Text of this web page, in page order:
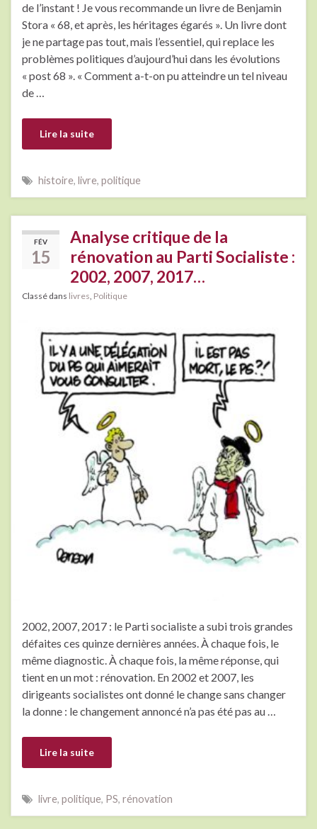
de l’instant ! Je vous recommande un livre de Benjamin
Stora « 68, et après, les héritages égarés ». Un livre dont
je ne partage pas tout, mais l’essentiel, qui replace les
problèmes politiques d’aujourd’hui dans les évolutions
« post 68 ». « Comment a-t-on pu atteindre un tel niveau
de …
Lire la suite
histoire, livre, politique
FÉV
15
Analyse critique de la
rénovation au Parti Socialiste :
2002, 2007, 2017…
Classé dans livres, Politique
2002, 2007, 2017 : le Parti socialiste a subi trois grandes
défaites ces quinze dernières années. À chaque fois, le
même diagnostic. À chaque fois, la même réponse, qui
tient en un mot : rénovation. En 2002 et 2007, les
dirigeants socialistes ont donné le change sans changer
la donne : le changement annoncé n’a pas été pas au …
Lire la suite
livre, politique, PS, rénovation